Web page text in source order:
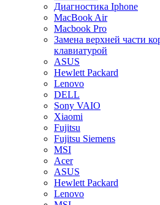
Диагностика Iphone
MacBook Air
Macbook Pro
Замена верхней части
клавиатурой
ASUS
Hewlett Packard
Lenovo
DELL
Sony VAIO
Xiaomi
Fujitsu
Fujitsu Siemens
MSI
Acer
ASUS
Hewlett Packard
Lenovo